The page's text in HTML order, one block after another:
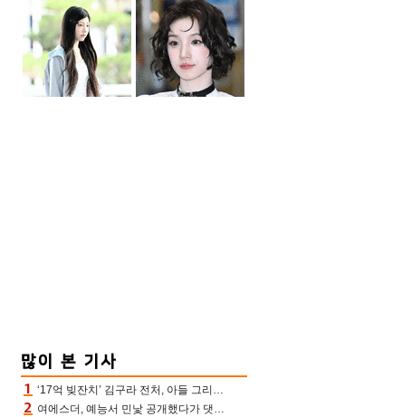
‘17억 빚잔치’ 김구라 전처, 아들 그리는 “나 뿐인데” 친엄마 챙기는 효심 눈길
여에스더, 예능서 민낯 공개했다가 댓글에 충격 “눈 왜 저렇게 처졌냐고”(에스더TV)